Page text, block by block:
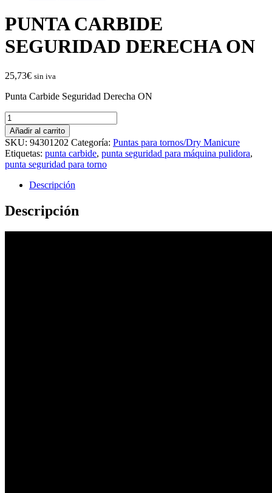
PUNTA CARBIDE
SEGURIDAD DERECHA ON
25,73€ sin iva
Punta Carbide Seguridad Derecha ON
PUNTA
CARBIDE
SEGURIDAD
DERECHA
ON
cantidad
Añadir al carrito
SKU: 94301202 Categoría: Puntas para tornos/Dry Manicure
Etiquetas: punta carbide, punta seguridad para máquina pulidora,
punta seguridad para torno
Descripción
Descripción